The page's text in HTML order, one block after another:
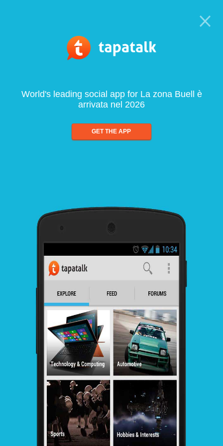
World's leading social app for La zona Buell è
arrivata nel 2026
GET THE APP